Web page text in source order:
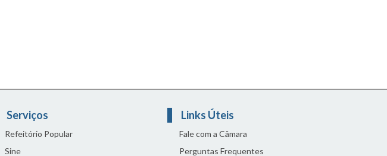
Serviços
Refeitório Popular
Sine
Links Úteis
Fale com a Câmara
Perguntas Frequentes